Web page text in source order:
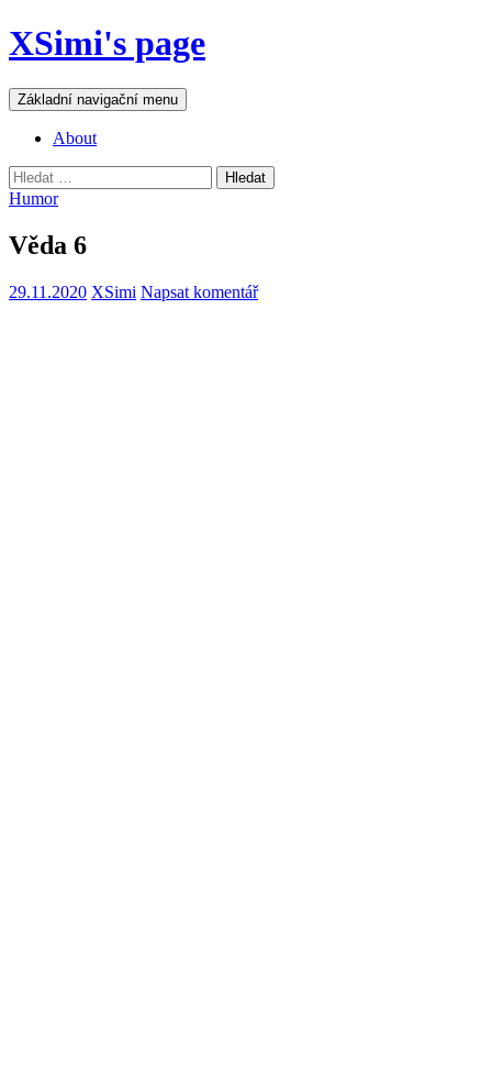
Přejít
k
webu
XSimi's page
Hledat
Základní navigační menu
About
Vyhledávání
Humor
Věda 6
29.11.2020 XSimi Napsat komentář